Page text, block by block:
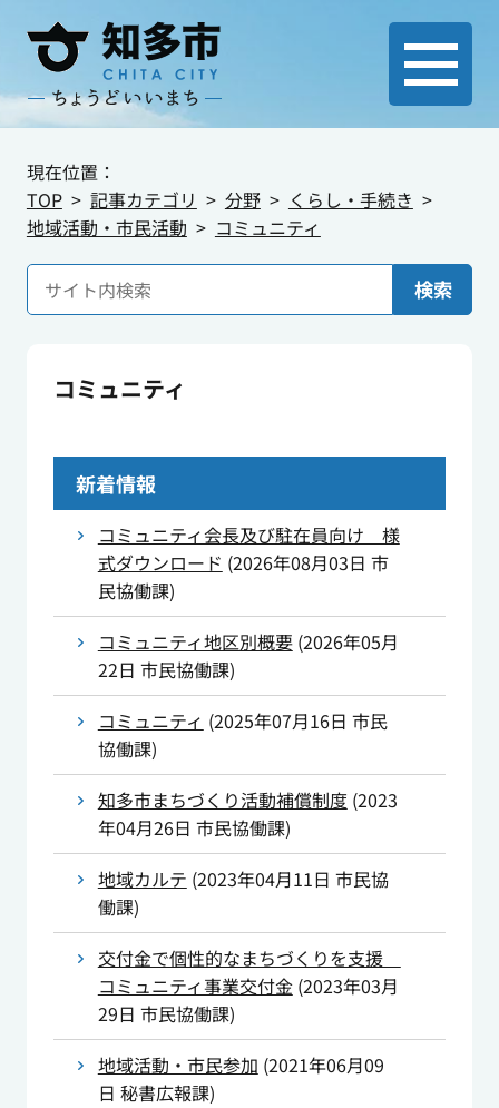
現在位置：
TOP
記事カテゴリ 分野
くらし・手続き
地域活動・市民活動
コミュニティ
検索
コミュニティ
新着情報
コミュニティ会長及び駐在員向け 様
式ダウンロード (2026年08月03日 市
民協働課)
コミュニティ地区別概要(2026年05月
22日 市民協働課)
コミュニティ (2025年07月16日 市民
協働課)
知多市まちづくり活動補償制度 (2023
年04月26日 市民協働課)
地域カルテ (2023年04月11日 市民協
働課)
交付金で個性的なまちづくりを支援
コミュニティ事業交付金(2023年03月
29日 市民協働課)
地域活動・市民参加 (2021年06月09
日 秘書広報課)